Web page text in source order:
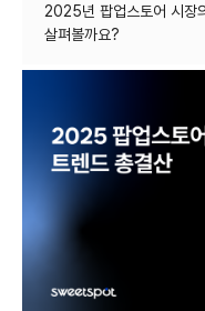
2025년 팝업스토어 시장